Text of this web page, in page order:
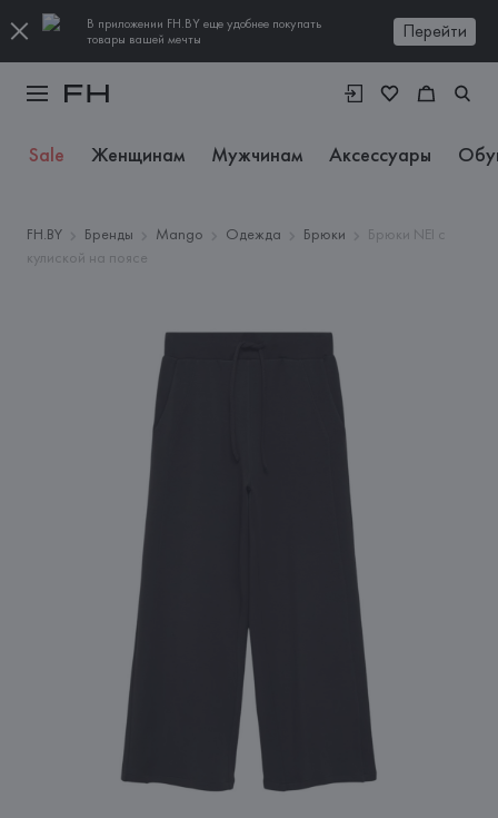
В приложении FH.BY еще удобнее покупать
товары вашей мечты
Перейти
Sale Женщинам Мужчинам Аксессуары
FH.BY Бренды Mango Одежда Брюки
Брюки NEI с
кулиской на поясе